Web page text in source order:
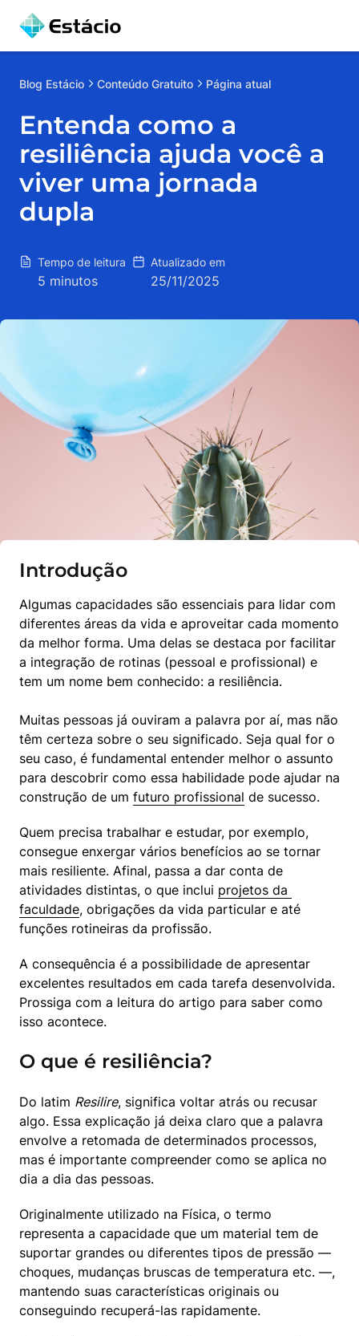
Blog Estácio Conteúdo Gratuito Página atual
Entenda como a
resiliência ajuda você a
viver uma jornada
dupla
Tempo de leitura
5 minutos
Atualizado em
25/11/2025
Introdução
Algumas capacidades são essenciais para lidar com
diferentes áreas da vida e aproveitar cada momento
da melhor forma. Uma delas se destaca por facilitar
a integração de rotinas (pessoal e profissional) e
tem um nome bem conhecido: a resiliência.
Muitas pessoas já ouviram a palavra por aí, mas não
têm certeza sobre o seu significado. Seja qual for o
seu caso, é fundamental entender melhor o assunto
para descobrir como essa habilidade pode ajudar na
construção de um futuro profissional de sucesso.
Quem precisa trabalhar e estudar, por exemplo,
consegue enxergar vários benefícios ao se tornar
mais resiliente. Afinal, passa a dar conta de
atividades distintas, o que inclui projetos da
faculdade, obrigações da vida particular e até
funções rotineiras da profissão.
A consequência é a possibilidade de apresentar
excelentes resultados em cada tarefa desenvolvida.
Prossiga com a leitura do artigo para saber como
isso acontece.
O que é resiliência?
Do latim Resilire, significa voltar atrás ou recusar
algo. Essa explicação já deixa claro que a palavra
envolve a retomada de determinados processos,
mas é importante compreender como se aplica no
dia a dia das pessoas.
Originalmente utilizado na Física, o termo
representa a capacidade que um material tem de
suportar grandes ou diferentes tipos de pressão —
choques, mudanças bruscas de temperatura etc. —,
mantendo suas características originais ou
conseguindo recuperá-las rapidamente.